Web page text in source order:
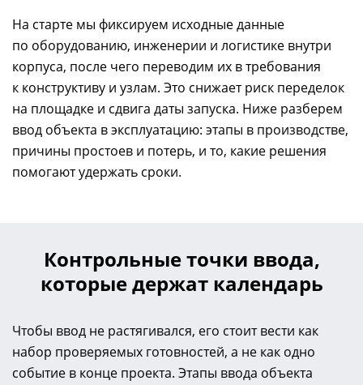
На старте мы фиксируем исходные данные
по оборудованию, инженерии и логистике внутри
корпуса, после чего переводим их в требования
к конструктиву и узлам. Это снижает риск переделок
на площадке и сдвига даты запуска. Ниже разберем
ввод объекта в эксплуатацию: этапы в производстве,
причины простоев и потерь, и то, какие решения
помогают удержать сроки.
Контрольные точки ввода,
которые держат календарь
Чтобы ввод не растягивался, его стоит вести как
набор проверяемых готовностей, а не как одно
событие в конце проекта. Этапы ввода объекта